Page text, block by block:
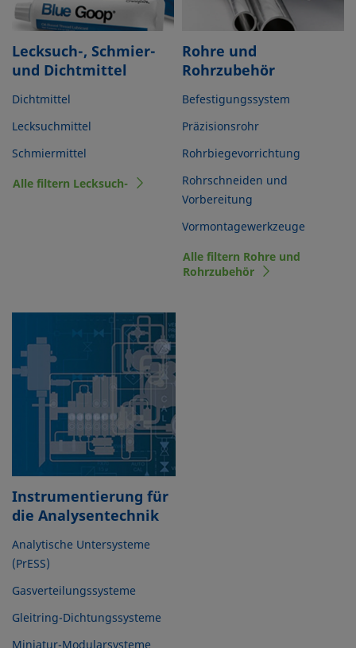
Lecksuch-, Schmier-
und Dichtmittel
Dichtmittel
Lecksuchmittel
Schmiermittel
Alle filtern Lecksuch-
Rohre und
Rohrzubehör
Befestigungssystem
Präzisionsrohr
Rohrbiegevorrichtung
Rohrschneiden und
Vorbereitung
Vormontagewerkzeuge
Alle filtern Rohre und
Rohrzubehör
Instrumentierung für
die Analysentechnik
Analytische Untersysteme
(PrESS)
Gasverteilungssysteme
Gleitring-Dichtungssysteme